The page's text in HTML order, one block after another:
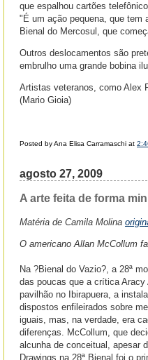
que espalhou cartões
"É um ação pequena, que tem
Bienal do Mercosul, que
Outros deslocamentos são
embrulho uma grande bobina
Artistas veteranos, como Alex
(Mario Gioia)
Posted by Ana Elisa Carramaschi at
agosto 27, 2009
A arte feita de forma
Matéria de Camila Molina
O americano Allan McCollum
Na ?Bienal do Vazio?, a 28ª
das poucas que a crítica
pavilhão no Ibirapuera, a
dispostos enfileirados sobre
iguais, mas, na verdade, era
diferenças. McCollum, que
alcunha de conceitual, apesar
Drawings na 28ª Bienal foi o